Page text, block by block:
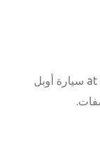
سيارة أوبل
.